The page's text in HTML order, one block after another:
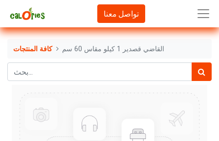
تواصل معنا
كافة المنتجات القاضي قصدير 1 كيلو مقاس 60 سم